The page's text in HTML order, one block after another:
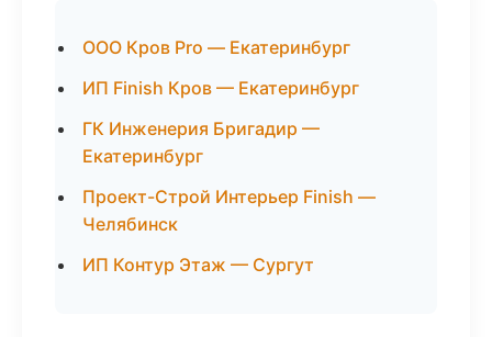
ООО Кров Pro — Екатеринбург
ИП Finish Кров — Екатеринбург
ГК Инженерия Бригадир —
Екатеринбург
Проект-Строй Интерьер Finish —
Челябинск
ИП Контур Этаж — Сургут